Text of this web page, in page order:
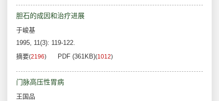
胆石的成因和治疗进展
于峻基
1995, 11(3): 119-122.
摘要(2196) PDF (361KB)(1012)
门脉高压性胃病
王国品